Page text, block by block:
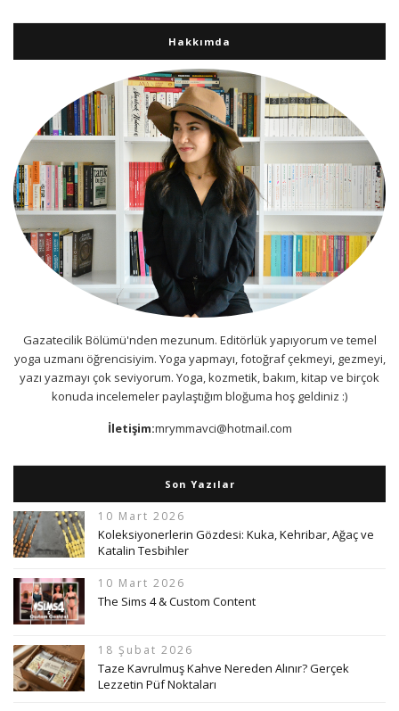
Hakkımda
Gazatecilik Bölümü'nden mezunum. Editörlük yapıyorum ve temel
yoga uzmanı öğrencisiyim. Yoga yapmayı, fotoğraf çekmeyi, gezmeyi,
yazı yazmayı çok seviyorum. Yoga, kozmetik, bakım, kitap ve birçok
konuda incelemeler paylaştığım bloğuma hoş geldiniz :)
İletişim:mrymmavci@hotmail.com
Son Yazılar
10 Mart 2026
Koleksiyonerlerin Gözdesi: Kuka, Kehribar, Ağaç ve
Katalin Tesbihler
10 Mart 2026
The Sims 4 & Custom Content
18 Şubat 2026
Taze Kavrulmuş Kahve Nereden Alınır? Gerçek
Lezzetin Püf Noktaları